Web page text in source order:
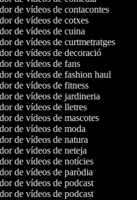
de vídeos de contacontes
de vídeos de cotxes
de vídeos de cuina
de vídeos de curtmetratges
de vídeos de decoració
de vídeos de fans
de vídeos de fashion haul
de vídeos de fitness
de vídeos de jardineria
de vídeos de lletres
de vídeos de mascotes
de vídeos de moda
de vídeos de natura
de vídeos de neteja
de vídeos de notícies
de vídeos de paròdia
de vídeos de podcast
de vídeos de podcast